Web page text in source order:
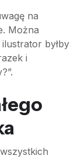
na
Można
byłby
i